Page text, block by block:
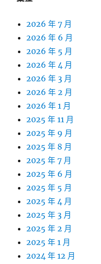
2026 年 7 月
2026 年 6 月
2026 年 5 月
2026 年 4 月
2026 年 3 月
2026 年 2 月
2026 年 1 月
2025 年 11 月
2025 年 9 月
2025 年 8 月
2025 年 7 月
2025 年 6 月
2025 年 5 月
2025 年 4 月
2025 年 3 月
2025 年 2 月
2025 年 1 月
2024 年 12 月